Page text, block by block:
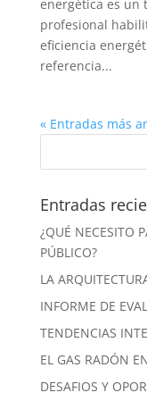
energética es un
profesional
eficiencia
referencia...
« Entradas más
Entradas
¿QUÉ NECESITO
PÚBLICO?
LA
INFORME DE
TENDENCIAS
EL GAS RADÓN
DESAFIOS Y